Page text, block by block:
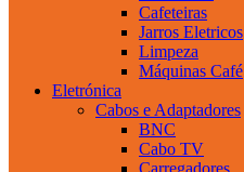
Cafeteiras
Jarros Eletricos
Limpeza
Máquinas Café
Eletrónica
Cabos e Adaptadores
BNC
Cabo TV
Carregadores